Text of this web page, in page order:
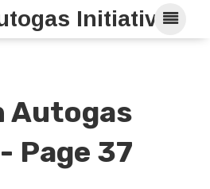
Initiative
Autogas
Page 37